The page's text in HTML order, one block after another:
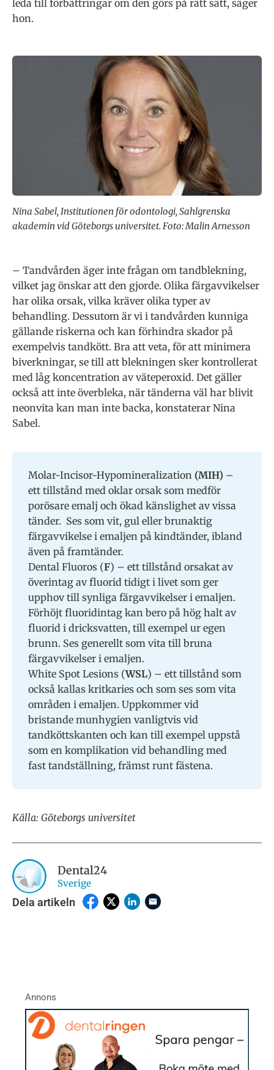
leda till förbättringar om den görs på rätt sätt, säger
hon.
Nina Sabel, Institutionen för odontologi, Sahlgrenska
akademin vid Göteborgs universitet. Foto: Malin Arnesson
– Tandvården äger inte frågan om tandblekning,
vilket jag önskar att den gjorde. Olika färgavvikelser
har olika orsak, vilka kräver olika typer av
behandling. Dessutom är vi i tandvården kunniga
gällande riskerna och kan förhindra skador på
exempelvis tandkött. Bra att veta, för att minimera
biverkningar, se till att blekningen sker kontrollerat
med låg koncentration av väteperoxid. Det gäller
också att inte överbleka, när tänderna väl har blivit
neonvita kan man inte backa, konstaterar Nina
Sabel.
Molar-Incisor-Hypomineralization (MIH) –
ett tillstånd med oklar orsak som medför
porösare emalj och ökad känslighet av vissa
tänder. Ses som vit, gul eller brunaktig
färgavvikelse i emaljen på kindtänder, ibland
även på framtänder.
Dental Fluoros (F) – ett tillstånd orsakat av
överintag av fluorid tidigt i livet som ger
upphov till synliga färgavvikelser i emaljen.
Förhöjt fluoridintag kan bero på hög halt av
fluorid i dricksvatten, till exempel ur egen
brunn. Ses generellt som vita till bruna
färgavvikelser i emaljen.
White Spot Lesions (WSL) – ett tillstånd som
också kallas kritkaries och som ses som vita
områden i emaljen. Uppkommer vid
bristande munhygien vanligtvis vid
tandköttskanten och kan till exempel uppstå
som en komplikation vid behandling med
fast tandställning, främst runt fästena.
Källa: Göteborgs universitet
Dental24
Sverige
Dela artikeln